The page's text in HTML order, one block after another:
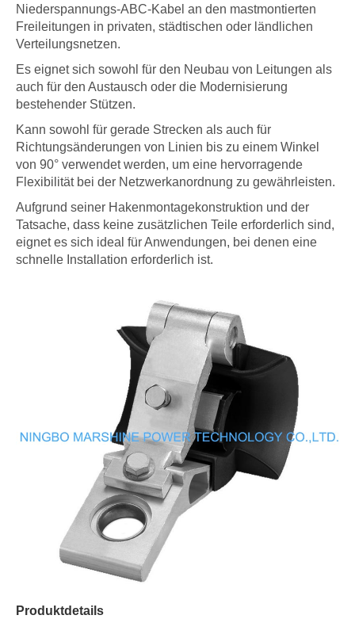
Niederspannungs-ABC-Kabel an den mastmontierten
Freileitungen in privaten, städtischen oder ländlichen
Verteilungsnetzen.
Es eignet sich sowohl für den Neubau von Leitungen als
auch für den Austausch oder die Modernisierung
bestehender Stützen.
Kann sowohl für gerade Strecken als auch für
Richtungsänderungen von Linien bis zu einem Winkel
von 90° verwendet werden, um eine hervorragende
Flexibilität bei der Netzwerkanordnung zu gewährleisten.
Aufgrund seiner Hakenmontagekonstruktion und der
Tatsache, dass keine zusätzlichen Teile erforderlich sind,
eignet es sich ideal für Anwendungen, bei denen eine
schnelle Installation erforderlich ist.
Produktdetails